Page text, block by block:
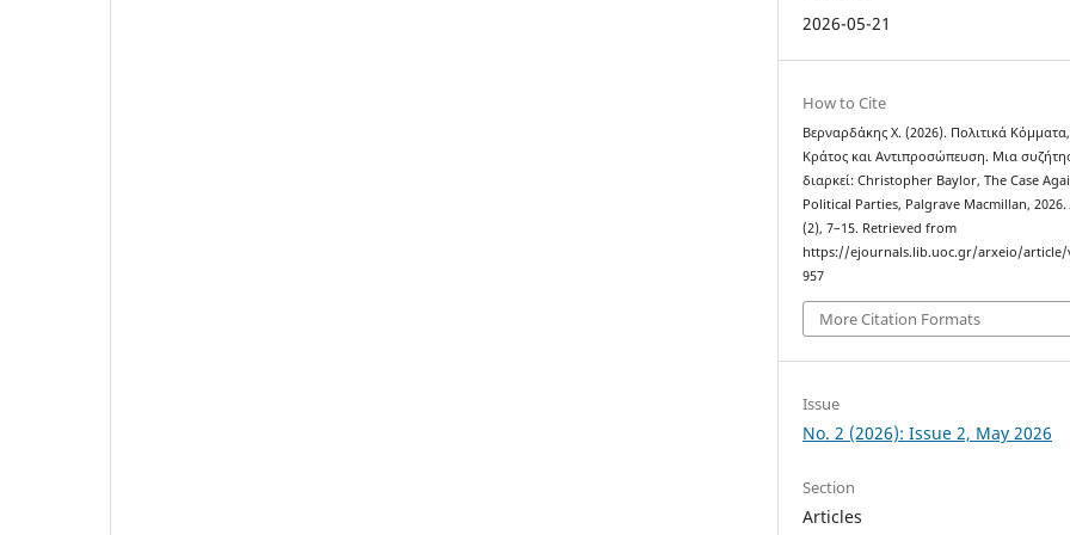
2026-05-21
How to Cite
Βερναρδάκης Χ. (2026). Πολιτικά Κόμματα,
Κράτος και Αντιπροσώπευση. Μια
διαρκεί: Christopher Baylor, The Case
Political Parties, Palgrave Macmillan, 2026.
(2), 7–15. Retrieved from
https://ejournals.lib.uoc.gr/arxeio/article/
957
More Citation Formats
Issue
No. 2 (2026): Issue 2, May 2026
Section
Articles